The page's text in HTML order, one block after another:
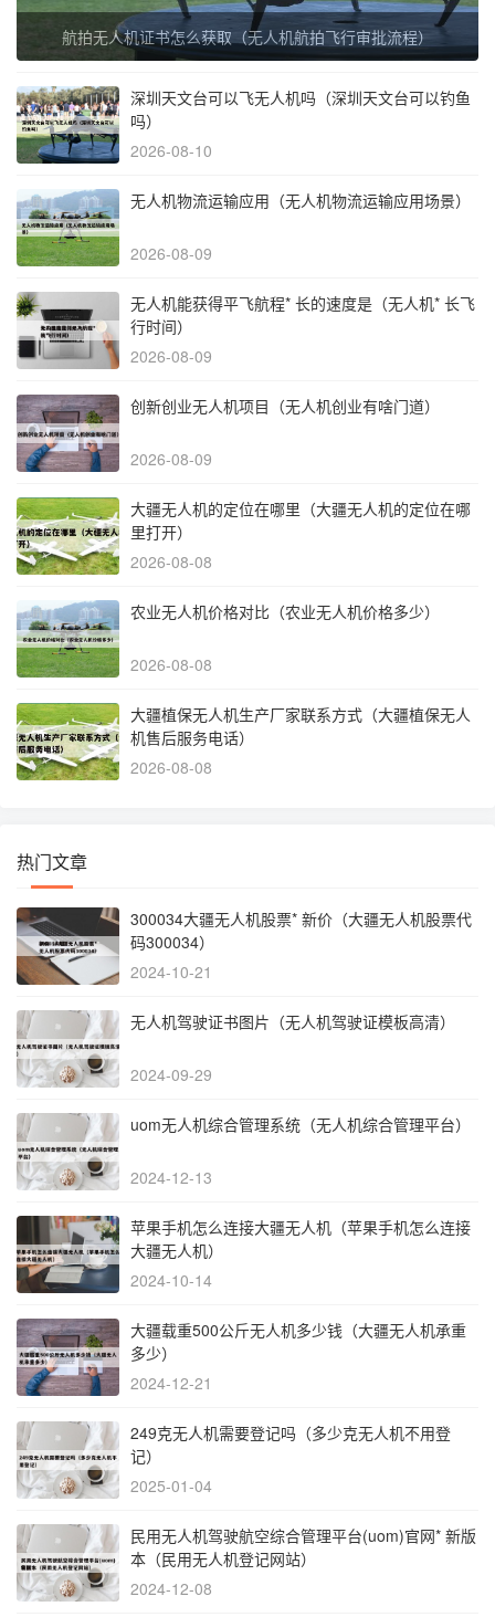
航拍无人机证书怎么获取（无人机航拍飞行审批流程）
深圳天文台可以飞无人机吗（深圳天文台可以钓鱼
吗）
2026-08-10
无人机物流运输应用（无人机物流运输应用场景）
2026-08-09
无人机能获得平飞航程* 长的速度是（无人机* 长飞
行时间）
2026-08-09
创新创业无人机项目（无人机创业有啥门道）
2026-08-09
大疆无人机的定位在哪里（大疆无人机的定位在哪
里打开）
2026-08-08
农业无人机价格对比（农业无人机价格多少）
2026-08-08
大疆植保无人机生产厂家联系方式（大疆植保无人
机售后服务电话）
2026-08-08
热门文章
300034大疆无人机股票* 新价（大疆无人机股票代
码300034）
2024-10-21
无人机驾驶证书图片（无人机驾驶证模板高清）
2024-09-29
uom无人机综合管理系统（无人机综合管理平台）
2024-12-13
苹果手机怎么连接大疆无人机（苹果手机怎么连接
大疆无人机）
2024-10-14
大疆载重500公斤无人机多少钱（大疆无人机承重
多少）
2024-12-21
249克无人机需要登记吗（多少克无人机不用登
记）
2025-01-04
民用无人机驾驶航空综合管理平台(uom)官网* 新版
本（民用无人机登记网站）
2024-12-08